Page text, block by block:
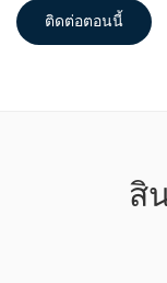
ติดต่อตอนนี้
สิ